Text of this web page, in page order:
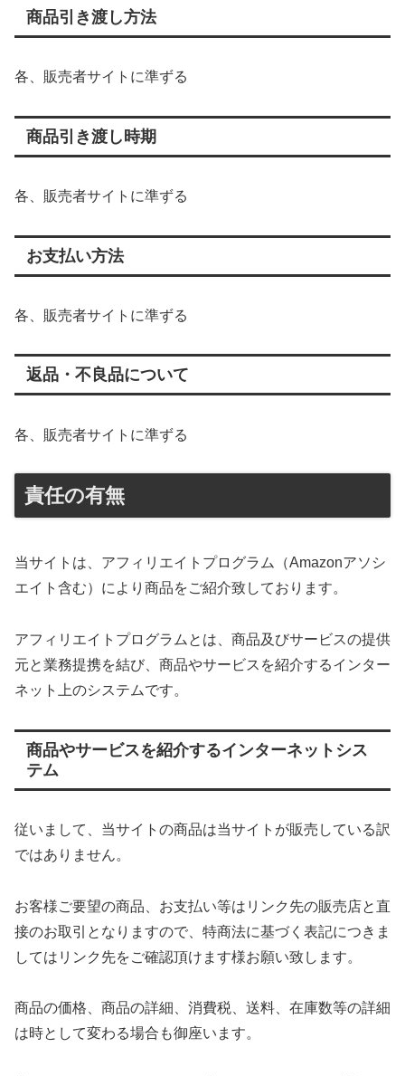
商品引き渡し方法
各、販売者サイトに準ずる
商品引き渡し時期
各、販売者サイトに準ずる
お支払い方法
各、販売者サイトに準ずる
返品・不良品について
各、販売者サイトに準ずる
責任の有無
当サイトは、アフィリエイトプログラム（Amazonアソシ
エイト含む）により商品をご紹介致しております。
アフィリエイトプログラムとは、商品及びサービスの提供
元と業務提携を結び、商品やサービスを紹介するインター
ネット上のシステムです。
商品やサービスを紹介するインターネットシス
テム
従いまして、当サイトの商品は当サイトが販売している訳
ではありません。
お客様ご要望の商品、お支払い等はリンク先の販売店と直
接のお取引となりますので、特商法に基づく表記につきま
してはリンク先をご確認頂けます様お願い致します。
商品の価格、商品の詳細、消費税、送料、在庫数等の詳細
は時として変わる場合も御座います。